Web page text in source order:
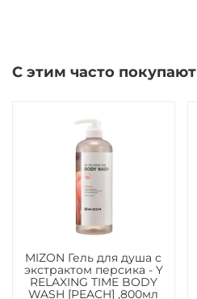
С этим часто покупают
MIZON Гель для душа с
экстрактом персика - Y
RELAXING TIME BODY
WASH [PEACH] ,800мл